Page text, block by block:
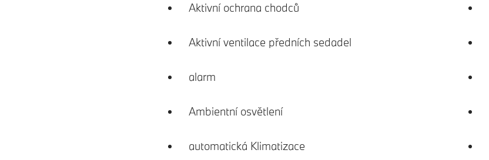
Aktivní ochrana chodců
Aktivní ventilace předních sedadel
alarm
Ambientní osvětlení
automatická Klimatizace